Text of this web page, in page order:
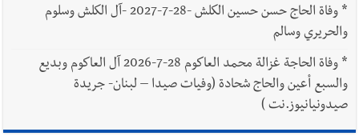
*
وفاة الحاج حسن حسين الكلش -28-7-2027 -آل الكلش وسلوم
والحريري وسالم
*
وفاة الحاجة غزالة محمد العاكوم 28-7-2026 آل العاكوم وبديع
والسبع أعين والحاج شحادة (وفيات صيدا – لبنان- جريدة
صيدونيانيوز.نت )